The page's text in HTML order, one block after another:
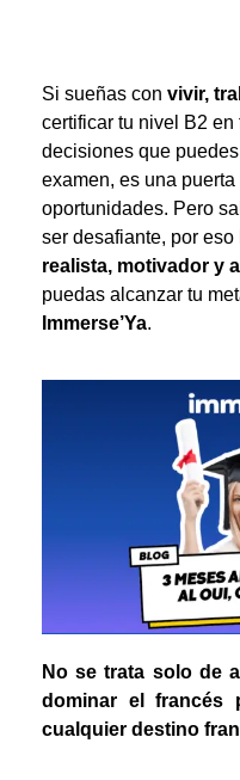
Si sueñas con vivir,
certificar tu nivel B2
decisiones que
examen, es una
oportunidades. Pero
ser desafiante, por
realista, motivador y
puedas alcanzar tu
Immerse’Ya.
No se trata solo de
dominar el francés
cualquier destino